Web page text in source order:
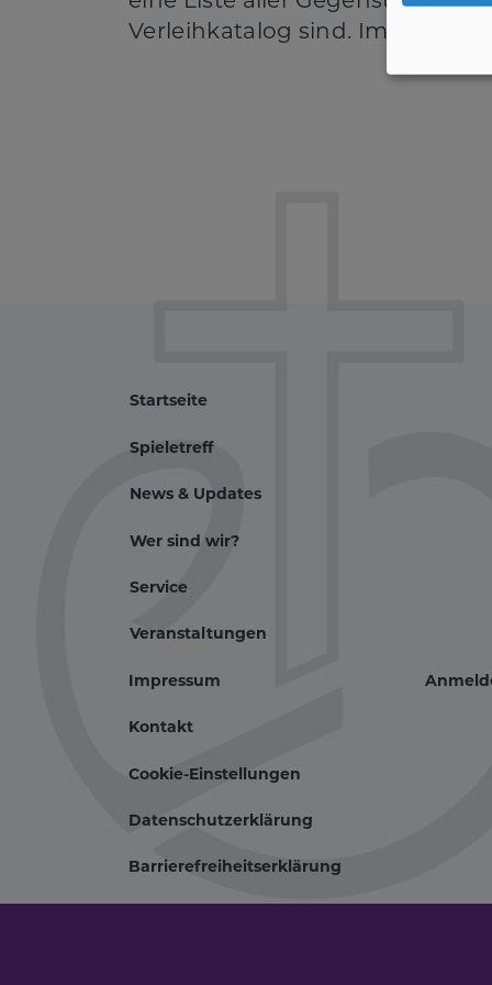
Verleihkatalog sind. Im Sinne
Startseite
Spieletreff
News & Updates
Wer sind wir?
Service
Veranstaltungen
Impressum
Kontakt
Cookie-Einstellungen
Datenschutzerklärung
Barrierefreiheitserklärung